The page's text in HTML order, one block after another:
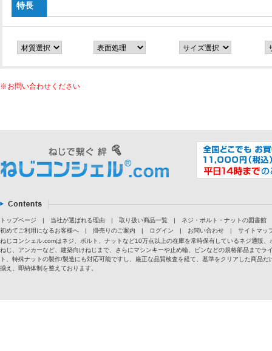
特長
※お問い合わせください
トップページ | 当社が選ばれる理由 | 取り扱い商品一覧 |
ネジ・ボルト・ナットの図書館
初めてご利用になるお客様へ
| 掛売りのご案内 | ログイン | お問い合わせ |
サイトマッ
ねじコンシェル.comはネジ、ボルト、ナットなど10万点以上の在庫を常時保有しているネジ通販
ねじ、アンカーなど、建築向けねじまで、さらにマシンキーや止め輪、ピンなどの規格部品まで
ト、特殊ナットの製作/製造にも対応可能ですし、厳正な品質検査を経て、基準をクリアした商品
揃え、即納体制を整えております。